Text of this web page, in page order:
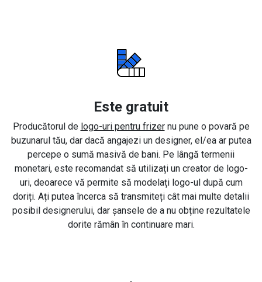
Este gratuit
Producătorul de logo-uri pentru frizernu pune o povară pe
buzunarul tău, dar dacă angajezi un designer, el/ea ar putea
percepe o sumă masivă de bani. Pe lângă termenii
monetari, este recomandat să utilizați un creator de logo-
uri, deoarece vă permite să modelați logo-ul după cum
doriți. Ați putea încerca să transmiteți cât mai multe detalii
posibil designerului, dar șansele de a nu obține rezultatele
dorite rămân în continuare mari.